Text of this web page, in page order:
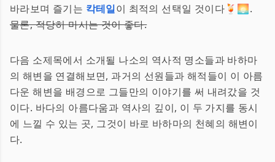
바라보며 즐기는 칵테일이 최적의 선택일 것이다🍹🌅.
물론, 적당히 마시는 것이 좋다.
다음 소제목에서 소개될 나소의 역사적 명소들과 바하마
의 해변을 연결해보면, 과거의 선원들과 해적들이 이 아름
다운 해변을 배경으로 그들만의 이야기를 써 내려갔을 것
이다. 바다의 아름다움과 역사의 깊이, 이 두 가지를 동시
에 느낄 수 있는 곳, 그것이 바로 바하마의 천혜의 해변이
다.